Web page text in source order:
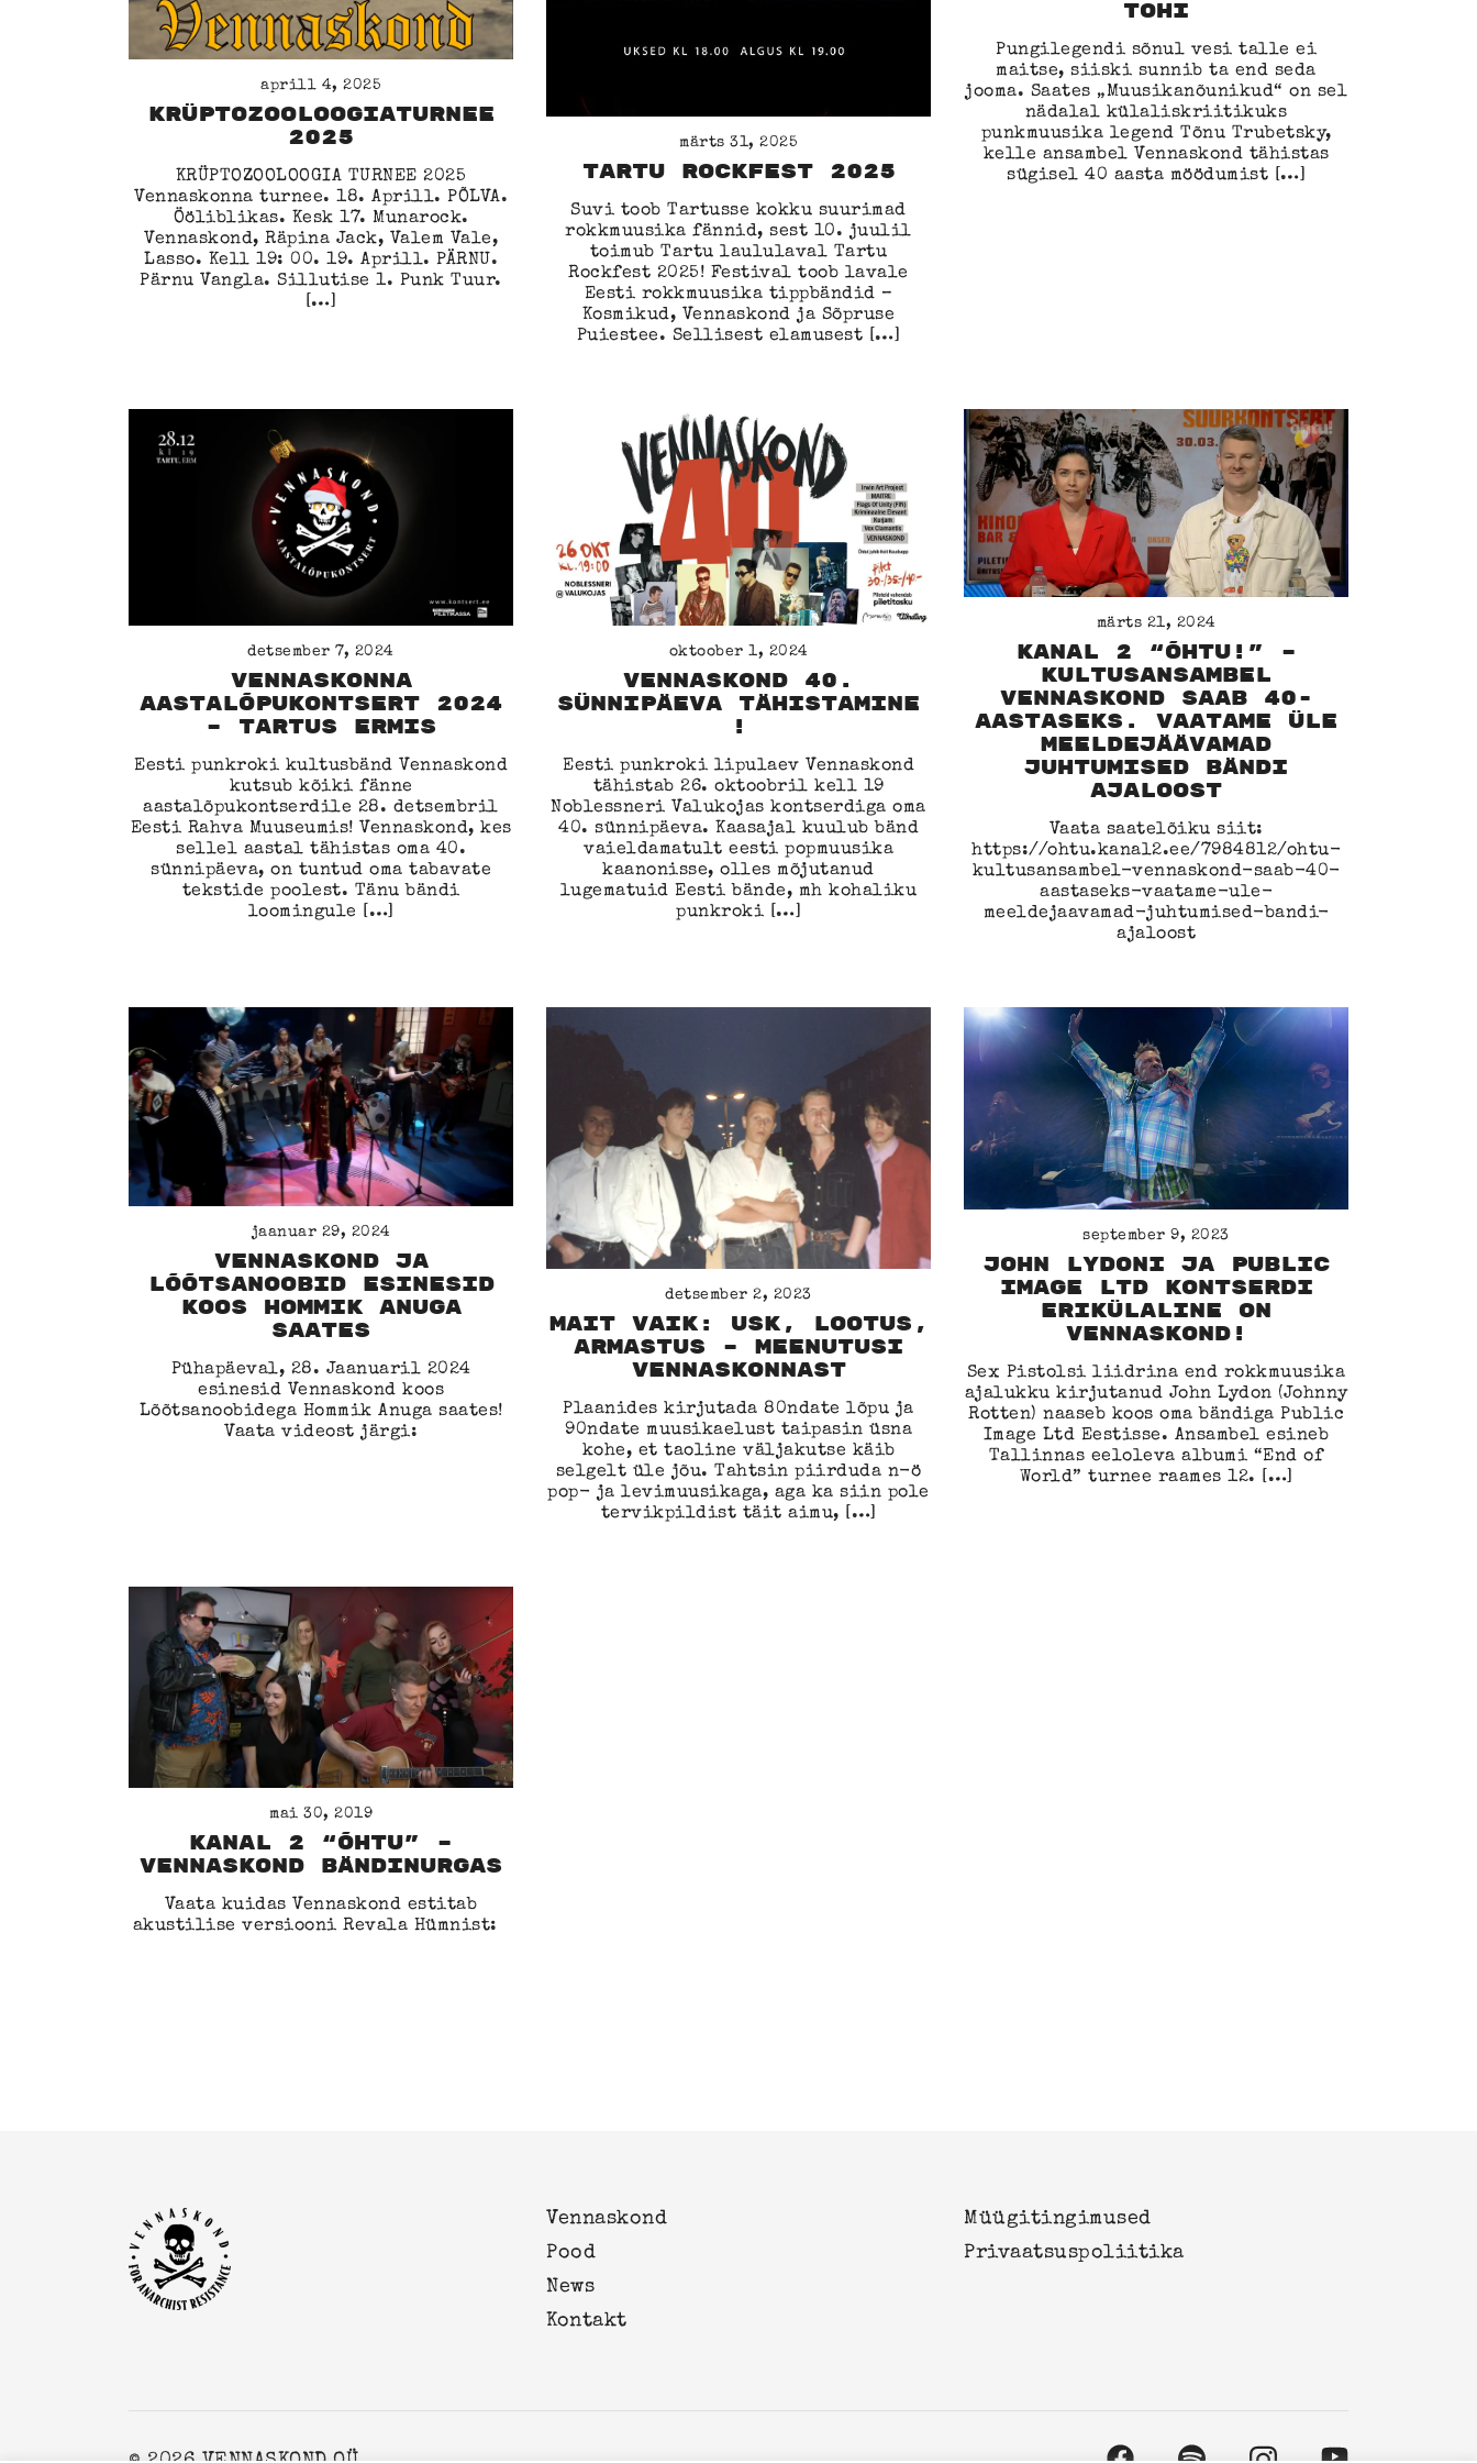
aprill 4, 2025
KRÜPTOZOOLOOGIATURNEE
2025
KRÜPTOZOOLOOGIA TURNEE 2025
Vennaskonna turnee. 18. Aprill. PÕLVA.
Ööliblikas. Kesk 17. Munarock.
Vennaskond, Räpina Jack, Valem Vale,
Lasso. Kell 19: 00. 19. Aprill. PÄRNU.
Pärnu Vangla. Sillutise 1. Punk Tuur.
[…]
märts 31, 2025
Tartu Rockfest 2025
Suvi toob Tartusse kokku suurimad
rokkmuusika fännid, sest 10. juulil
toimub Tartu laululaval Tartu
Rockfest 2025! Festival toob lavale
Eesti rokkmuusika tippbändid –
Kosmikud, Vennaskond ja Sõpruse
Puiestee. Sellisest elamusest […]
tohi
Pungilegendi sõnul vesi talle ei
maitse, siiski sunnib ta end seda
jooma. Saates „Muusikanõunikud“ on sel
nädalal külaliskriitikuks
punkmuusika legend Tõnu Trubetsky,
kelle ansambel Vennaskond tähistas
sügisel 40 aasta möödumist […]
detsember 7, 2024
Vennaskonna
Aastalõpukontsert 2024
– Tartus ERMis
Eesti punkroki kultusbänd Vennaskond
kutsub kõiki fänne
aastalõpukontserdile 28. detsembril
Eesti Rahva Muuseumis! Vennaskond, kes
sellel aastal tähistas oma 40.
sünnipäeva, on tuntud oma tabavate
tekstide poolest. Tänu bändi
loomingule […]
oktoober 1, 2024
Vennaskond 40.
sünnipäeva tähistamine
!
Eesti punkroki lipulaev Vennaskond
tähistab 26. oktoobril kell 19
Noblessneri Valukojas kontserdiga oma
40. sünnipäeva. Kaasajal kuulub bänd
vaieldamatult eesti popmuusika
kaanonisse, olles mõjutanud
lugematuid Eesti bände, mh kohaliku
punkroki […]
märts 21, 2024
Kanal 2 “ÕHTU!” –
Kultusansambel
Vennaskond saab 40-
aastaseks. Vaatame üle
meeldejäävamad
juhtumised bändi
ajaloost
Vaata saatelõiku siit:
https://ohtu.kanal2.ee/7984812/ohtu-
kultusansambel-vennaskond-saab-40-
aastaseks-vaatame-ule-
meeldejaavamad-juhtumised-bandi-
ajaloost
jaanuar 29, 2024
Vennaskond ja
Lõõtsanoobid esinesid
koos Hommik Anuga
saates
Pühapäeval, 28. Jaanuaril 2024
esinesid Vennaskond koos
Lõõtsanoobidega Hommik Anuga saates!
Vaata videost järgi:
detsember 2, 2023
Mait Vaik: USK, LOOTUS,
ARMASTUS – MEENUTUSI
VENNASKONNAST
Plaanides kirjutada 80ndate lõpu ja
90ndate muusikaelust taipasin üsna
kohe, et taoline väljakutse käib
selgelt üle jõu. Tahtsin piirduda n-ö
pop- ja levimuusikaga, aga ka siin pole
tervikpildist täit aimu, […]
september 9, 2023
John Lydoni ja Public
Image Ltd kontserdi
erikülaline on
Vennaskond!
Sex Pistolsi liidrina end rokkmuusika
ajalukku kirjutanud John Lydon (Johnny
Rotten) naaseb koos oma bändiga Public
Image Ltd Eestisse. Ansambel esineb
Tallinnas eeloleva albumi “End of
World” turnee raames 12. […]
mai 30, 2019
Kanal 2 “Õhtu” –
Vennaskond bändinurgas
Vaata kuidas Vennaskond estitab
akustilise versiooni Revala Hümnist:
Vennaskond
Pood
News
Kontakt
Müügitingimused
Privaatsuspoliitika